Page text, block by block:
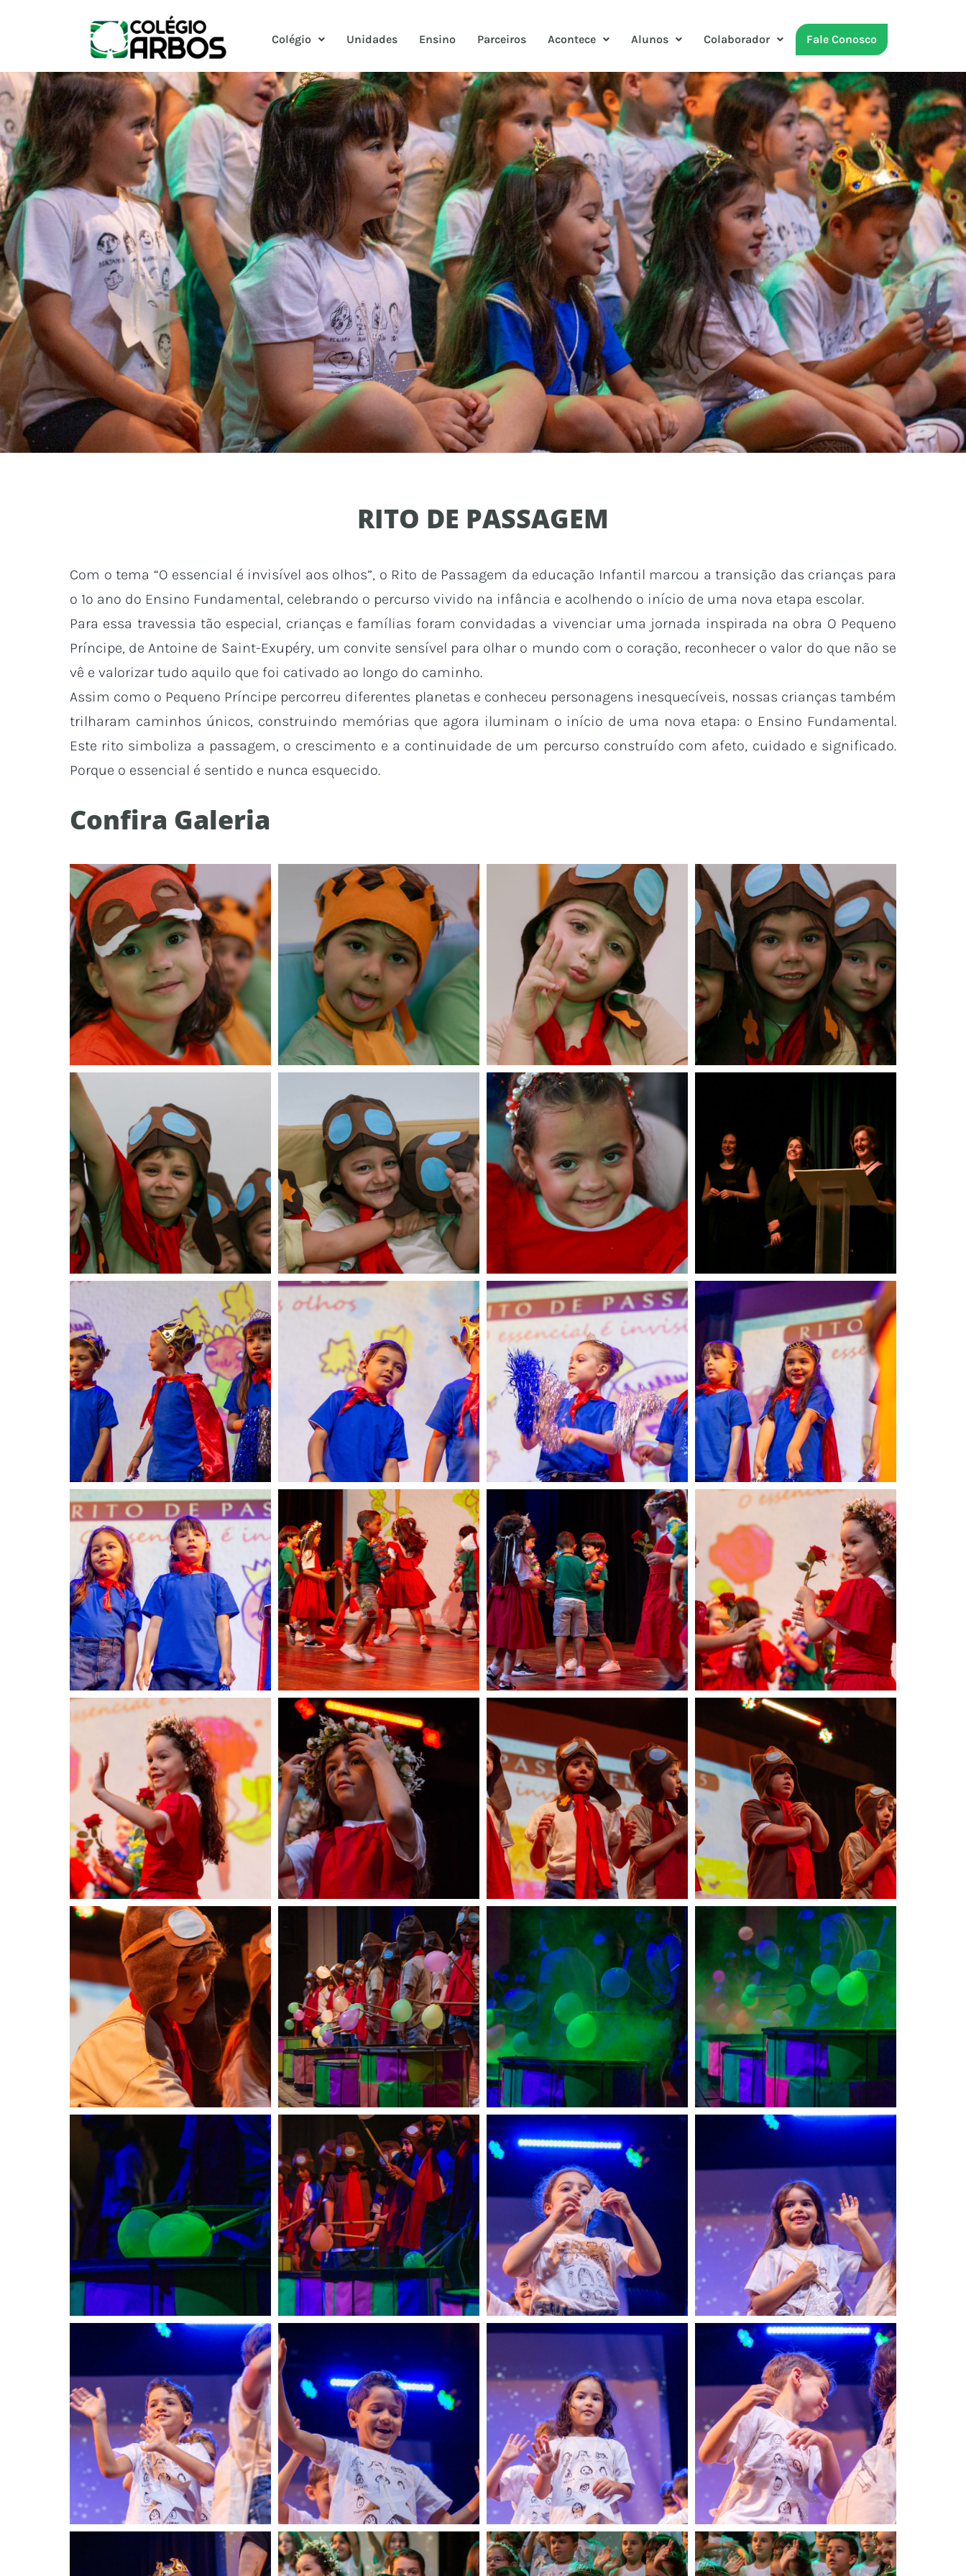
Colégio Unidades Ensino Parceiros Acontece Alunos Colaborador Fale Conosco
RITO DE PASSAGEM
Com o tema “O essencial é invisível aos olhos”, o Rito de Passagem da educação Infantil marcou a transição das crianças para
o 1º ano do Ensino Fundamental, celebrando o percurso vivido na infância e acolhendo o início de uma nova etapa escolar.
Para essa travessia tão especial, crianças e famílias foram convidadas a vivenciar uma jornada inspirada na obra O Pequeno
Príncipe, de Antoine de Saint-Exupéry, um convite sensível para olhar o mundo com o coração, reconhecer o valor do que não se
vê e valorizar tudo aquilo que foi cativado ao longo do caminho.
Assim como o Pequeno Príncipe percorreu diferentes planetas e conheceu personagens inesquecíveis, nossas crianças também
trilharam caminhos únicos, construindo memórias que agora iluminam o início de uma nova etapa: o Ensino Fundamental.
Este rito simboliza a passagem, o crescimento e a continuidade de um percurso construído com afeto, cuidado e significado.
Porque o essencial é sentido e nunca esquecido.
Confira Galeria